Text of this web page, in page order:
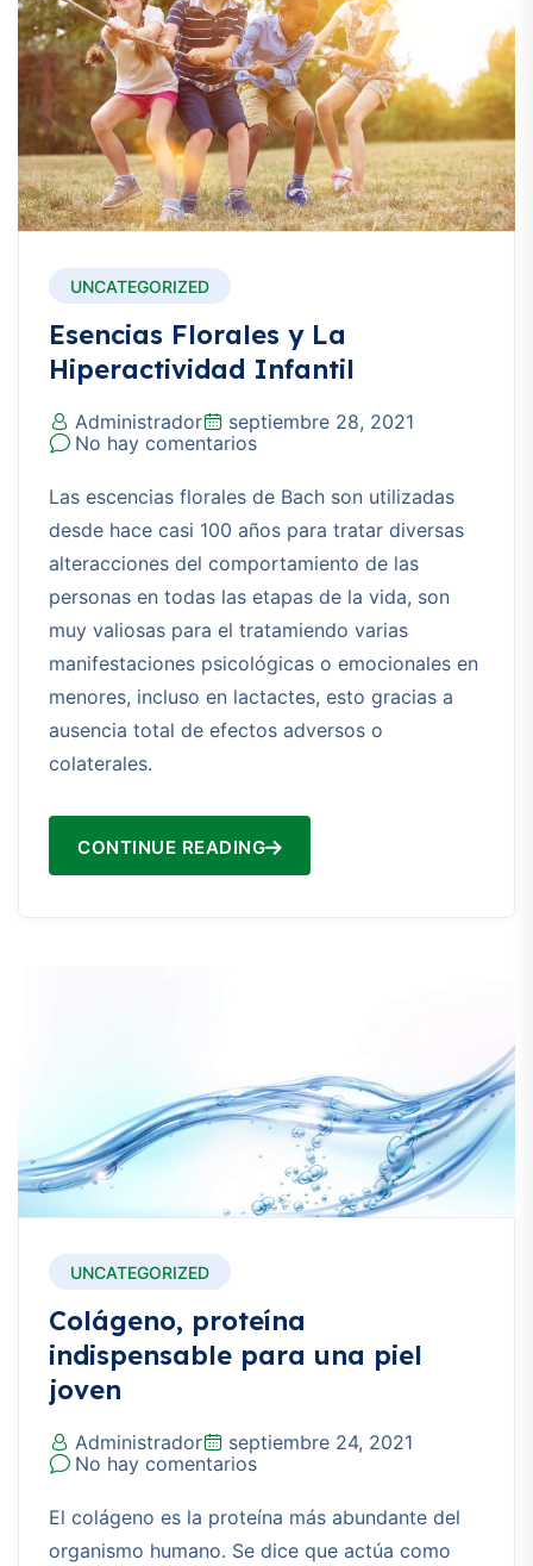
UNCATEGORIZED
Esencias Florales y La
Hiperactividad Infantil
Administrador
septiembre 28, 2021
No hay comentarios
Las escencias florales de Bach son utilizadas
desde hace casi 100 años para tratar diversas
alteracciones del comportamiento de las
personas en todas las etapas de la vida, son
muy valiosas para el tratamiendo varias
manifestaciones psicológicas o emocionales en
menores, incluso en lactactes, esto gracias a
ausencia total de efectos adversos o
colaterales.
CONTINUE READING
UNCATEGORIZED
Colágeno, proteína
indispensable para una piel
joven
Administrador
septiembre 24, 2021
No hay comentarios
El colágeno es la proteína más abundante del
organismo humano. Se dice que actúa como